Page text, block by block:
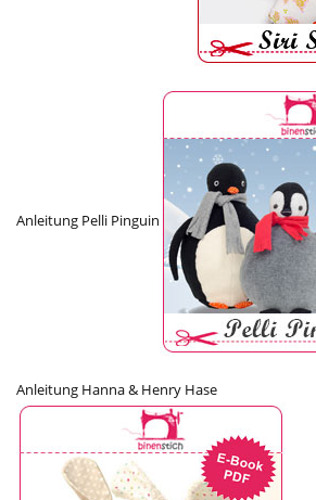
Anleitung Pelli Pinguin
Anleitung Hanna & Henry Hase